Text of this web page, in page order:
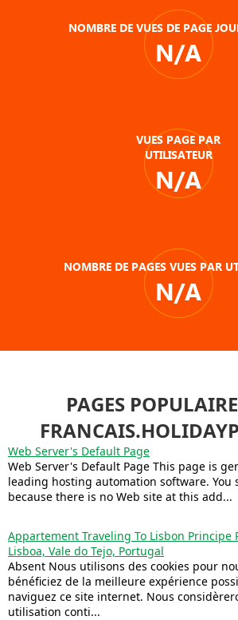
NOMBRE DE VUES DE PAGE
N/A
VUES PAGE PAR
UTILISATEUR
N/A
NOMBRE DE PAGES VUES PAR
N/A
PAGES
Web Server's Default Page
Web Server's Default Page This page is
leading hosting automation software. You
because there is no Web site at this add...
Appartement Traveling To Lisbon Principe
Lisboa, Vale do Tejo, Portugal
Absent Nous utilisons des cookies pour
bénéficiez de la meilleure expérience
naviguez ce site internet. Nous
utilisation conti...